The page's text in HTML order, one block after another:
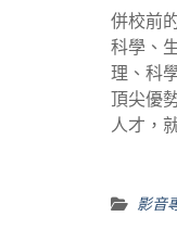
併校前
科學、
理、科
頂尖優
人才，
影音